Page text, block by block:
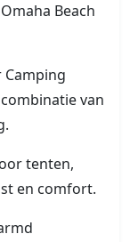
Beach
Camping
van
tenten,
en comfort.